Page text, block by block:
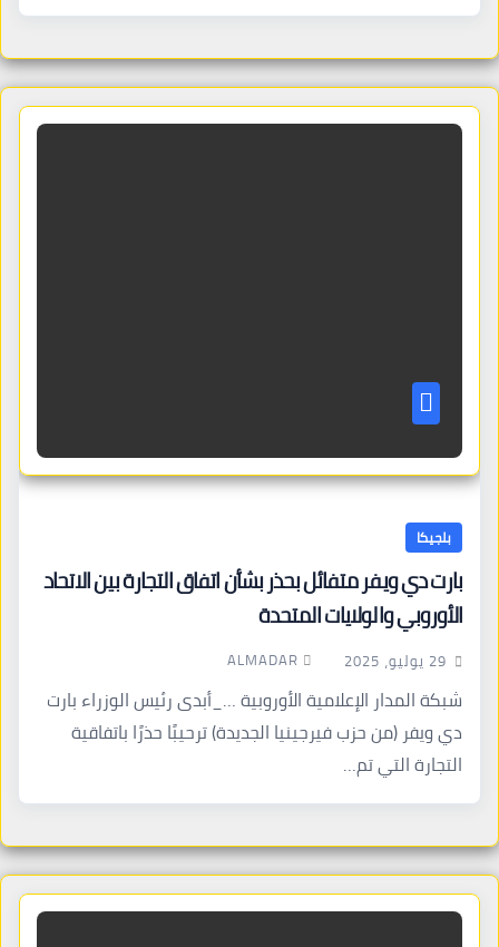
بلجيكا
بارت دي ويفر متفائل بحذر بشأن اتفاق التجارة بين الاتحاد
الأوروبي والولايات المتحدة
29 يوليو، 2025 ALMADAR
شبكة المدار الإعلامية الأوروبية …_أبدى رئيس الوزراء بارت
دي ويفر (من حزب فيرجينيا الجديدة) ترحيبًا حذرًا باتفاقية
التجارة التي تم…